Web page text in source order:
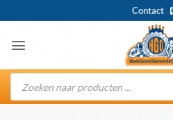
naar
inhoud
Contact
Producten
zoeken